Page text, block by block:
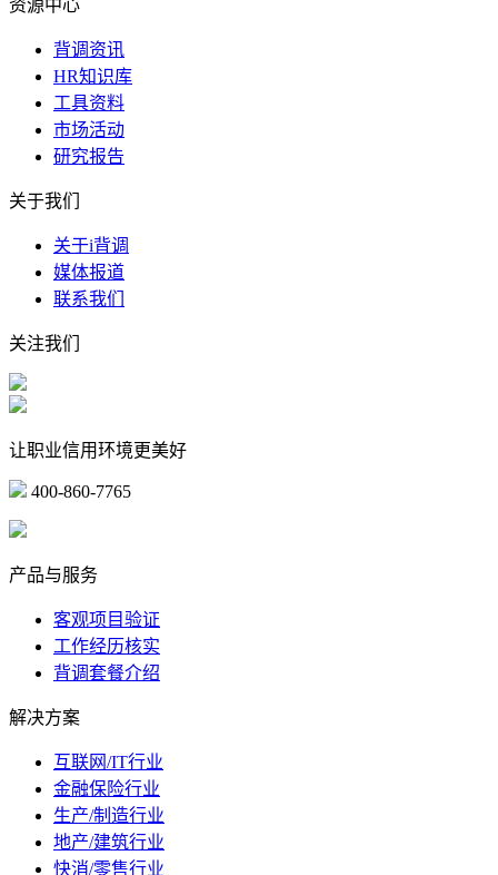
资源中心
背调资讯
HR知识库
工具资料
市场活动
研究报告
关于我们
关于i背调
媒体报道
联系我们
关注我们
让职业信用环境更美好
400-860-7765
产品与服务
客观项目验证
工作经历核实
背调套餐介绍
解决方案
互联网/IT行业
金融保险行业
生产/制造行业
地产/建筑行业
快消/零售行业